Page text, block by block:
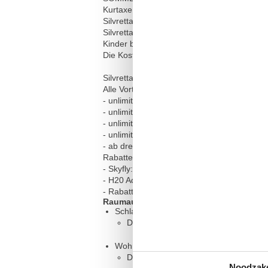
Kurtaxe € 5,00 pro Person und Nacht,
Silvretta Card Premium für Erwachsene: €
Silvretta Card Premium für Kinder
Kinder bis 7 Jahre frei.
Die Kosten werden vor Ort nach Alter und
Silvretta Card Premium im Sommer
Alle Vorteile und inkludierte Leistungen:
- unlimitierte Nutzung aller geöffneten
- unlimitierte Nutzung aller geöffneten
- unlimitierte Nutzung des öffentlichen
- unlimitierte Nutzung der Silvretta
- ab drei Übernachtungen pro Tag
Rabatte bei Partnern
- Skyfly: -25% (einmalig)
- H20 Adventure: -20% auf alle Touren
- Rabatte bei ausgewählten
Raumaufteilung
Schlafzimmer, 2 Personen
Doppelbett - Size: 151-180 cm
Wohn-/Schlafzimmer, 2 Personen
Doppelbett - Size: 151-180 cm